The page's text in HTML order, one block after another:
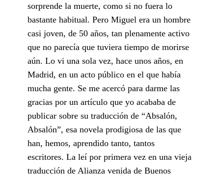
sorprende la muerte, como si no fuera lo
bastante habitual. Pero Miguel era un hombre
casi joven, de 50 años, tan plenamente activo
que no parecía que tuviera tiempo de morirse
aún. Lo vi una sola vez, hace unos años, en
Madrid, en un acto público en el que había
mucha gente. Se me acercó para darme las
gracias por un artículo que yo acababa de
publicar sobre su traducción de “Absalón,
Absalón”, esa novela prodigiosa de las que
han, hemos, aprendido tanto, tantos
escritores. La leí por primera vez en una vieja
traducción de Alianza venida de Buenos